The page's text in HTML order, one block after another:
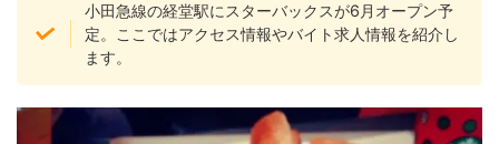
小田急線の経堂駅にスターバックスが6月オープン予
定。ここではアクセス情報やバイト求人情報を紹介し
ます。